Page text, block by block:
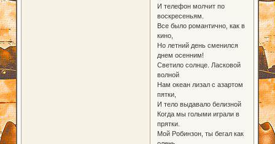
И телефон молчит по
воскресеньям.
Все было романтично, как в
кино,
Но летний день сменился
днем осенним!
Светило солнце. Ласковой
волной
Нам океан лизал с азартом
пятки,
И тело выдавало белизной
Когда мы голыми играли в
прятки.
Мой Робинзон, ты бегал как